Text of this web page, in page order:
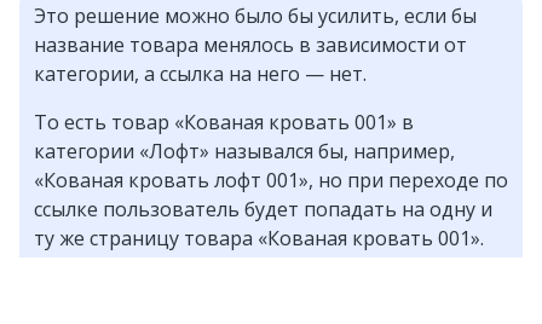
Это решение можно было бы усилить, если бы
название товара менялось в зависимости от
категории, а ссылка на него — нет.
То есть товар «Кованая кровать 001» в
категории «Лофт» назывался бы, например,
«Кованая кровать лофт 001», но при переходе по
ссылке пользователь будет попадать на одну и
ту же страницу товара «Кованая кровать 001».